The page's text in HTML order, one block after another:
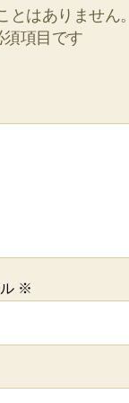
とはありません。
項目です
※